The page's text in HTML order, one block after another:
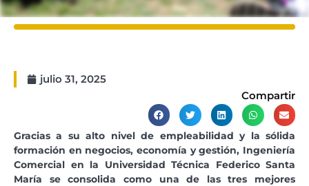
julio 31, 2025
Compartir
Gracias a su alto nivel de empleabilidad y la sólida
formación en negocios, economía y gestión, Ingeniería
Comercial en la Universidad Técnica Federico Santa
María se consolida como una de las tres mejores